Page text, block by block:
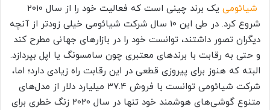
شیائومی
یک برند چینی است که فعالیت خود را از سال 2010
شروع کرد. در طی این 10 سال شرکت شیائومی خیلی زودتر از آنچه
دیگران تصور داشتند، توانست خود را در بازارهای جهانی مطرح کند
و حتی به رقابت با برندهای معتبری چون سامسونگ یا اپل بپردازد.
البته که هنوز برای پیروزی قطعی در این رقابت راه زیادی دارد؛ اما،
شرکت شیائومی توانست با فروش 37.4 میلیارد دلار
از مدل‌های
متنوع گوشی‌های هوشمند خود تنها در سال 2020 زنگ خطری برای